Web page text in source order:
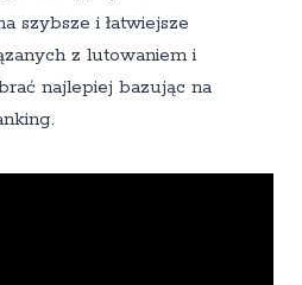
szybsze i łatwiejsze
z lutowaniem i
najlepiej bazując na